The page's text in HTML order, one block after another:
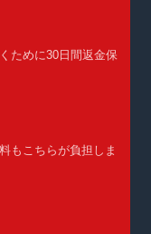
ために30日間返金保
もこちらが負担しま